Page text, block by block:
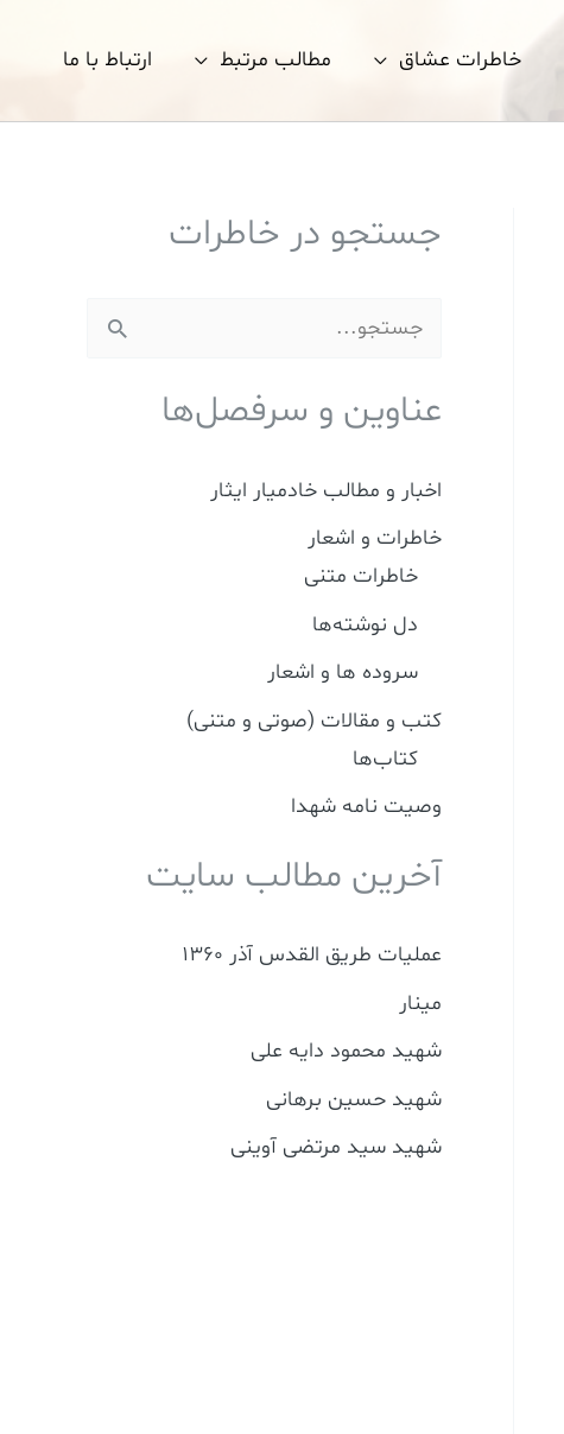
خاطرات عشاق مطالب مرتبط ارتباط با ما
جستجو در خاطرات
ت
و
ب
:
عناوین و سرفصل‌ها
اخبار و مطالب خادمیار ایثار
خاطرات و اشعار
خاطرات متنی
دل نوشته‌ها
سروده ها و اشعار
کتب و مقالات (صوتی و متنی)
کتاب‌ها
وصیت نامه شهدا
آخرین مطالب سایت
عملیات طریق القدس آذر 1360
مینار
شهید محمود دایه علی
شهید حسین برهانی
شهید سید مرتضی آوینی